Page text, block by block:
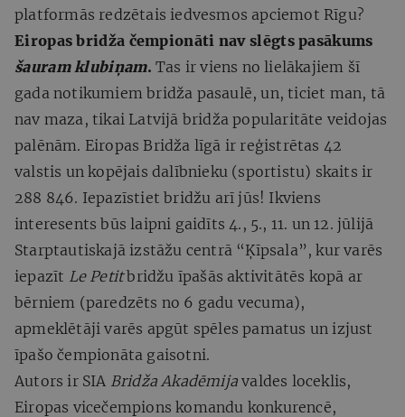
platformās redzētais iedvesmos apciemot Rīgu?
Eiropas bridža čempionāti nav slēgts pasākums
šauram klubiņam. Tas ir viens no lielākajiem šī
gada notikumiem bridža pasaulē, un, ticiet man, tā
nav maza, tikai Latvijā bridža popularitāte veidojas
palēnām. Eiropas Bridža līgā ir reģistrētas 42
valstis un kopējais dalībnieku (sportistu) skaits ir
288 846. Iepazīstiet bridžu arī jūs! Ikviens
interesents būs laipni gaidīts 4., 5., 11. un 12. jūlijā
Starptautiskajā izstāžu centrā “Ķīpsala”, kur varēs
iepazīt Le Petitbridžu īpašās aktivitātēs kopā ar
bērniem (paredzēts no 6 gadu vecuma),
apmeklētāji varēs apgūt spēles pamatus un izjust
īpašo čempionāta gaisotni.
Autors ir SIA Bridža Akadēmija valdes loceklis,
Eiropas vicečempions komandu konkurencē,